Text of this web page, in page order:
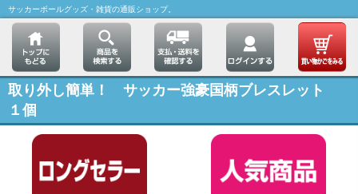
サッカーボールグッズ・雑貨の通販ショップ。
取り外し簡単！ サッカー強豪国柄ブレスレット
１個